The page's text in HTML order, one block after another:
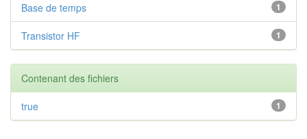
1
Base de temps
1
Transistor HF
Contenant des fichiers
1
true